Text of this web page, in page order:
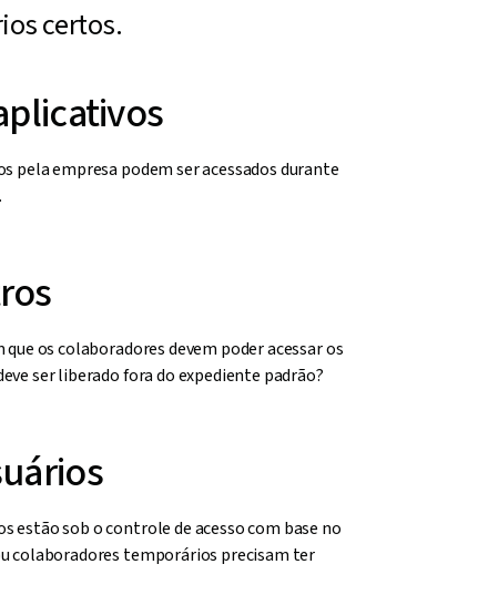
certos.
pela empresa podem ser acessados durante
os colaboradores devem poder acessar os
ser liberado fora do expediente padrão?
estão sob o controle de acesso com base no
colaboradores temporários precisam ter